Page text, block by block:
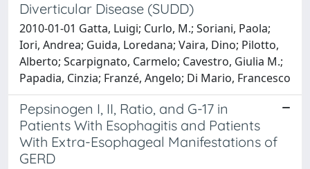
Diverticular Disease (SUDD)
2010-01-01 Gatta, Luigi; Curlo, M.; Soriani, Paola;
Iori, Andrea; Guida, Loredana; Vaira, Dino; Pilotto,
Alberto; Scarpignato, Carmelo; Cavestro, Giulia M.;
Papadia, Cinzia; Franzé, Angelo; Di Mario, Francesco
Pepsinogen I, II, Ratio, and G-17 in
Patients With Esophagitis and Patients
With Extra-Esophageal Manifestations of
GERD